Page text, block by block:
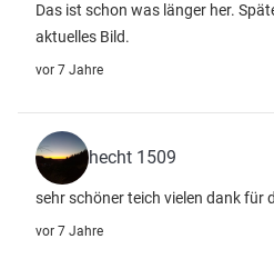
Das ist schon was länger her.
aktuelles Bild.
vor 7 Jahre
hecht 1509
sehr schöner teich vielen dank für
vor 7 Jahre